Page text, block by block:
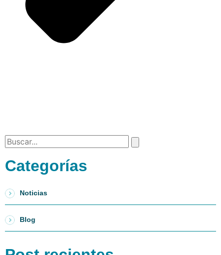
Categorías
Noticias
Blog